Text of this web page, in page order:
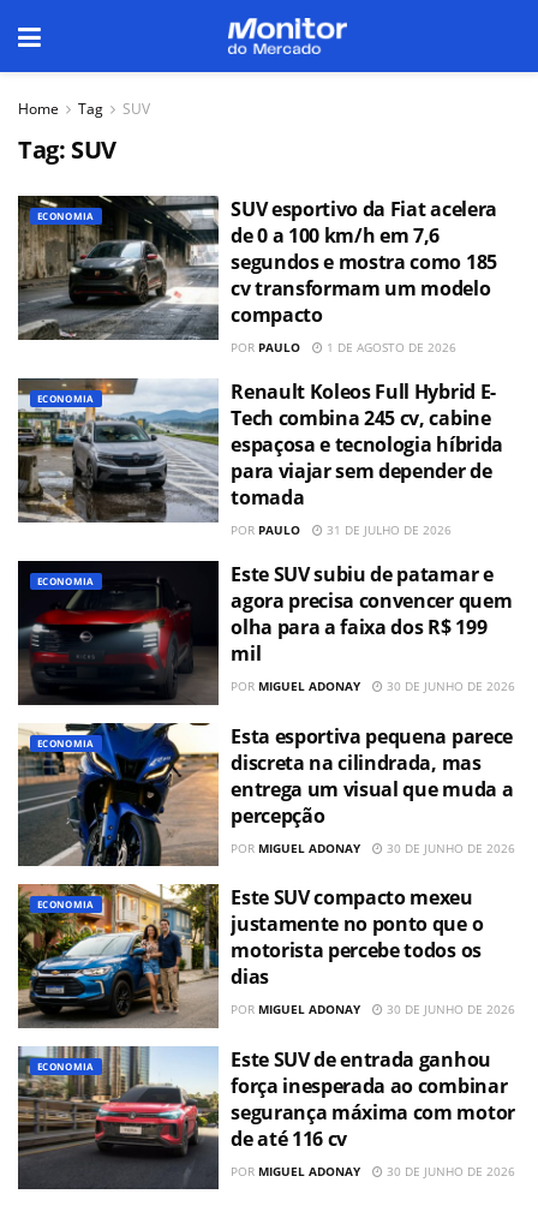
Home Tag SUV
Tag: SUV
ECONOMIA
SUV esportivo da Fiat acelera
de 0 a 100 km/h em 7,6
segundos e mostra como 185
cv transformam um modelo
compacto
POR PAULO 1 DE AGOSTO DE 2026
ECONOMIA
Renault Koleos Full Hybrid E-
Tech combina 245 cv, cabine
espaçosa e tecnologia híbrida
para viajar sem depender de
tomada
POR PAULO 31 DE JULHO DE 2026
ECONOMIA
Este SUV subiu de patamar e
agora precisa convencer quem
olha para a faixa dos R$ 199
mil
POR MIGUEL ADONAY 30 DE JUNHO DE 2026
ECONOMIA
Esta esportiva pequena parece
discreta na cilindrada, mas
entrega um visual que muda a
percepção
POR MIGUEL ADONAY 30 DE JUNHO DE 2026
ECONOMIA
Este SUV compacto mexeu
justamente no ponto que o
motorista percebe todos os
dias
POR MIGUEL ADONAY 30 DE JUNHO DE 2026
ECONOMIA
Este SUV de entrada ganhou
força inesperada ao combinar
segurança máxima com motor
de até 116 cv
POR MIGUEL ADONAY 30 DE JUNHO DE 2026